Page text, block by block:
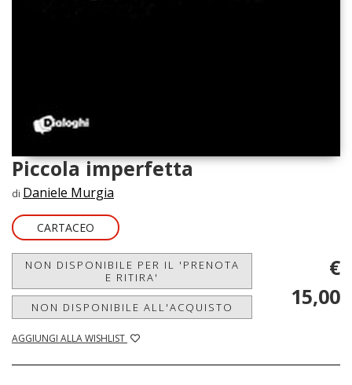
Piccola imperfetta
di Daniele Murgia
CARTACEO
NON DISPONIBILE PER IL 'PRENOTA
E RITIRA'
NON DISPONIBILE ALL'ACQUISTO
AGGIUNGI ALLA WISHLIST
€
15,00